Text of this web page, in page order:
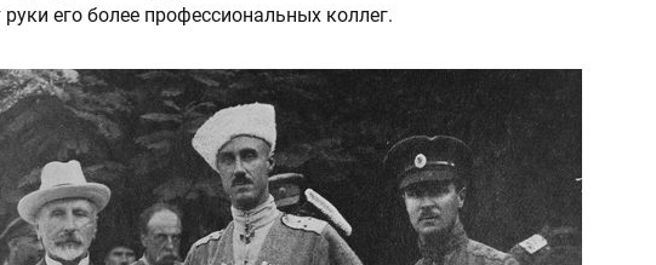
его более профессиональных коллег.